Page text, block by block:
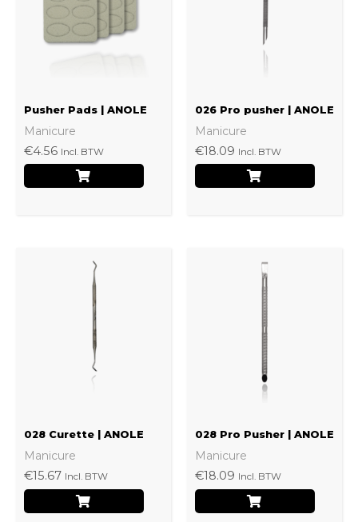
Pusher Pads | ANOLE
Manicure
€4.56 Incl. BTW
gekozen
026 Pro pusher | ANOLE
Manicure
€18.09 Incl. BTW
028 Curette | ANOLE
Manicure
€15.67 Incl. BTW
028 Pro Pusher | ANOLE
Manicure
€18.09 Incl. BTW